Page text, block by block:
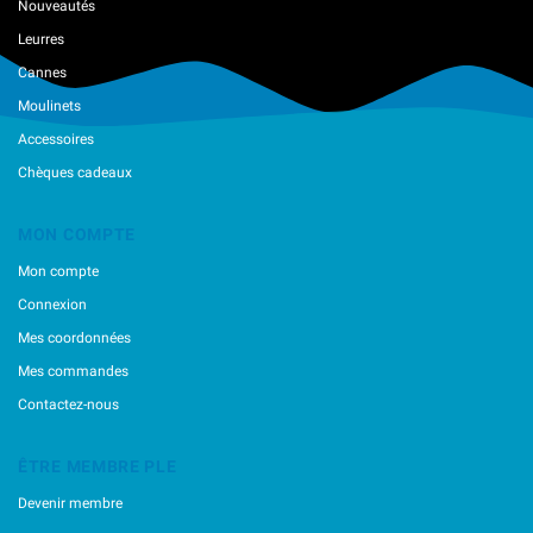
Sakura
Savage Gear
Smith
Spro
Svartzonker
Tiemco
VolkiËn
Westin
Zappu
Nouveautés
Leurres
Cannes
Moulinets
Accessoires
Chèques cadeaux
MON COMPTE
Mon compte
Connexion
Mes coordonnées
Mes commandes
Contactez-nous
ÊTRE MEMBRE PLE
Devenir membre